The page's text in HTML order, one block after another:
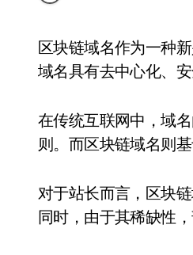
区块链域名作为一种新兴的数字资产，正在吸引越来越多站长的关注。与传统域名相比，区块链
域名具有去中心化、
在传统互联网中，域
则。而区块链域名则
对于站长而言，区块
同时，由于其稀缺性